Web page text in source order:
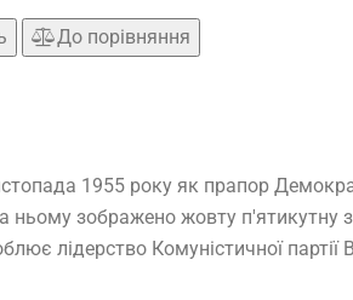
До порівняння
1955 року як прапор
ньому зображено жовту п'ятикутну
лідерство Комуністичної